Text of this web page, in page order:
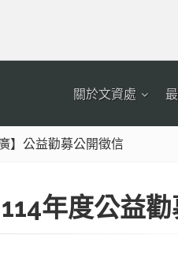
關於文資處
】公益勸募公開徵信
年度公益